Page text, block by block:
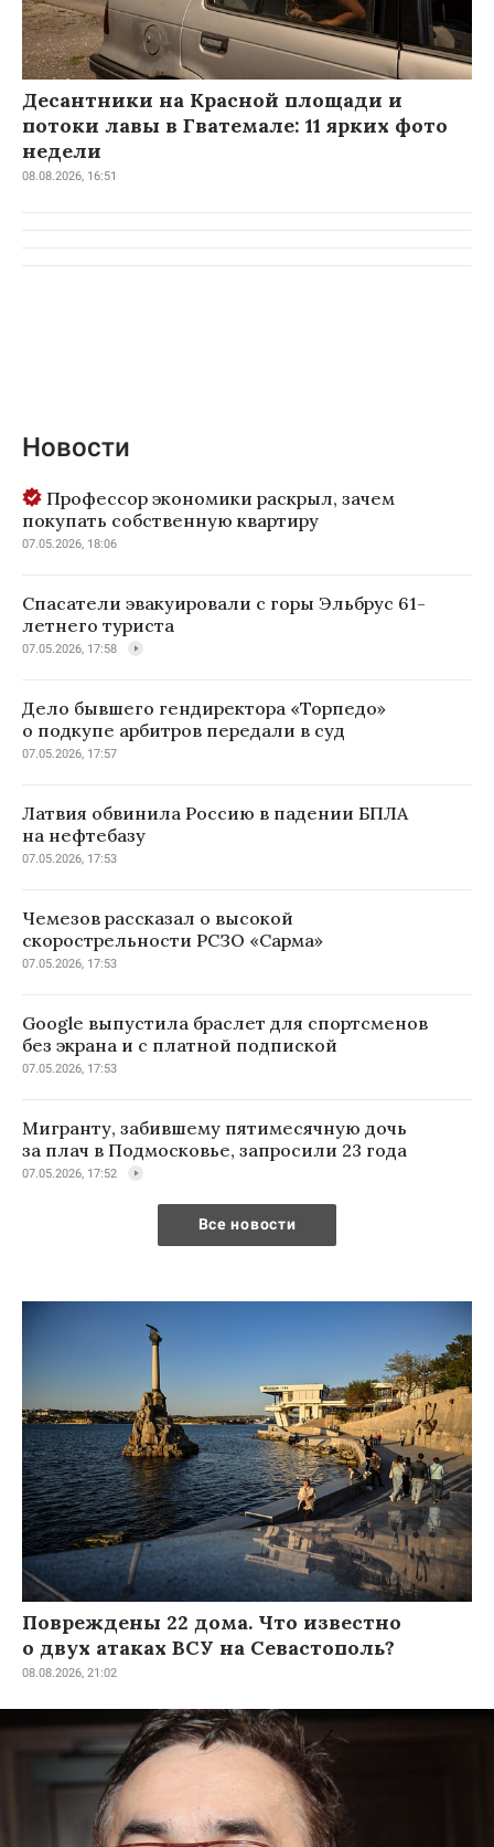
Десантники на Красной площади и
потоки лавы в Гватемале: 11 ярких фото
недели
08.08.2026, 16:51
Новости
Профессор экономики раскрыл, зачем
покупать собственную квартиру
07.05.2026, 18:06
Спасатели эвакуировали с горы Эльбрус 61-
летнего туриста
07.05.2026, 17:58
Дело бывшего гендиректора «Торпедо»
о подкупе арбитров передали в суд
07.05.2026, 17:57
Латвия обвинила Россию в падении БПЛА
на нефтебазу
07.05.2026, 17:53
Чемезов рассказал о высокой
скорострельности РСЗО «Сарма»
07.05.2026, 17:53
Google выпустила браслет для спортсменов
без экрана и с платной подпиской
07.05.2026, 17:53
Мигранту, забившему пятимесячную дочь
за плач в Подмосковье, запросили 23 года
07.05.2026, 17:52
Все новости
Повреждены 22 дома. Что известно
о двух атаках ВСУ на Севастополь?
08.08.2026, 21:02